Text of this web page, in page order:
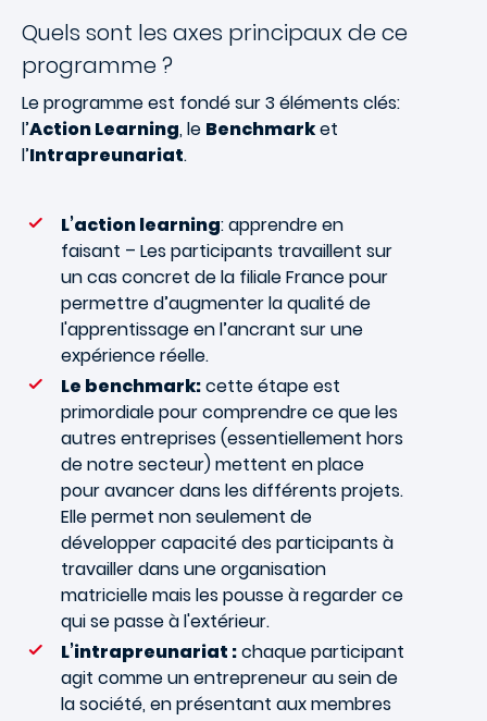
Quels sont les axes principaux de ce
programme ?
Le programme est fondé sur 3 éléments clés:
l’Action Learning, le Benchmarket
l’Intrapreunariat.
L’action learning: apprendre en
faisant – Les participants travaillent sur
un cas concret de la filiale France pour
permettre d’augmenter la qualité de
l'apprentissage en l’ancrant sur une
expérience réelle.
Le benchmark:cette étape est
primordiale pour comprendre ce que les
autres entreprises (essentiellement hors
de notre secteur) mettent en place
pour avancer dans les différents projets.
Elle permet non seulement de
développer capacité des participants à
travailler dans une organisation
matricielle mais les pousse à regarder ce
qui se passe à l'extérieur.
L’intrapreunariat :chaque participant
agit comme un entrepreneur au sein de
la société, en présentant aux membres